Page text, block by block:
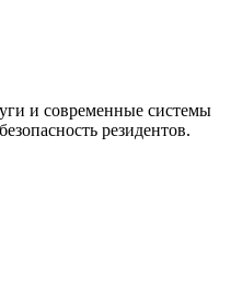
и современные системы
резидентов.